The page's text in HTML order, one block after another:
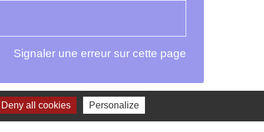
Signaler une erreur sur cette page
Deny all cookies Personalize